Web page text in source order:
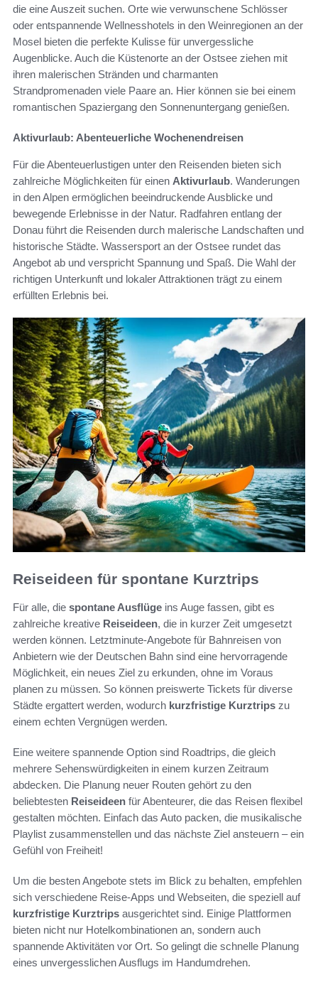
die eine Auszeit suchen. Orte wie verwunschene Schlösser
oder entspannende Wellnesshotels in den Weinregionen an der
Mosel bieten die perfekte Kulisse für unvergessliche
Augenblicke. Auch die Küstenorte an der Ostsee ziehen mit
ihren malerischen Stränden und charmanten
Strandpromenaden viele Paare an. Hier können sie bei einem
romantischen Spaziergang den Sonnenuntergang genießen.
Aktivurlaub: Abenteuerliche Wochenendreisen
Für die Abenteuerlustigen unter den Reisenden bieten sich
zahlreiche Möglichkeiten für einen Aktivurlaub. Wanderungen
in den Alpen ermöglichen beeindruckende Ausblicke und
bewegende Erlebnisse in der Natur. Radfahren entlang der
Donau führt die Reisenden durch malerische Landschaften und
historische Städte. Wassersport an der Ostsee rundet das
Angebot ab und verspricht Spannung und Spaß. Die Wahl der
richtigen Unterkunft und lokaler Attraktionen trägt zu einem
erfüllten Erlebnis bei.
Reiseideen für spontane Kurztrips
Für alle, die spontane Ausflüge ins Auge fassen, gibt es
zahlreiche kreative Reiseideen, die in kurzer Zeit umgesetzt
werden können. Letztminute-Angebote für Bahnreisen von
Anbietern wie der Deutschen Bahn sind eine hervorragende
Möglichkeit, ein neues Ziel zu erkunden, ohne im Voraus
planen zu müssen. So können preiswerte Tickets für diverse
Städte ergattert werden, wodurch kurzfristige Kurztrips zu
einem echten Vergnügen werden.
Eine weitere spannende Option sind Roadtrips, die gleich
mehrere Sehenswürdigkeiten in einem kurzen Zeitraum
abdecken. Die Planung neuer Routen gehört zu den
beliebtesten Reiseideen für Abenteurer, die das Reisen flexibel
gestalten möchten. Einfach das Auto packen, die musikalische
Playlist zusammenstellen und das nächste Ziel ansteuern – ein
Gefühl von Freiheit!
Um die besten Angebote stets im Blick zu behalten, empfehlen
sich verschiedene Reise-Apps und Webseiten, die speziell auf
kurzfristige Kurztrips ausgerichtet sind. Einige Plattformen
bieten nicht nur Hotelkombinationen an, sondern auch
spannende Aktivitäten vor Ort. So gelingt die schnelle Planung
eines unvergesslichen Ausflugs im Handumdrehen.